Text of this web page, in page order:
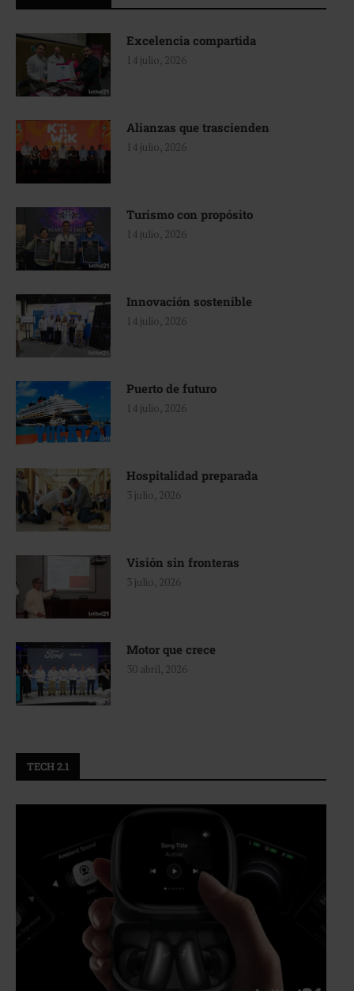
Excelencia compartida
14 julio, 2026
Alianzas que trascienden
14 julio, 2026
Turismo con propósito
14 julio, 2026
Innovación sostenible
14 julio, 2026
Puerto de futuro
14 julio, 2026
Hospitalidad preparada
3 julio, 2026
Visión sin fronteras
3 julio, 2026
Motor que crece
30 abril, 2026
TECH 2.1